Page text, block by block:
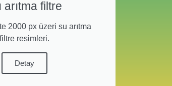
arıtma filtre
2000 px üzeri su arıtma
filtre resimleri.
Detay